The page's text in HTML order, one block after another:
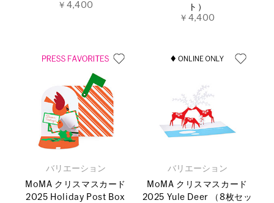
￥4,400
ト）
￥4,400
バリエーション
MoMA クリスマスカード
2025 Holiday Post Box
バリエーション
MoMA クリスマスカード
2025 Yule Deer （8枚セッ